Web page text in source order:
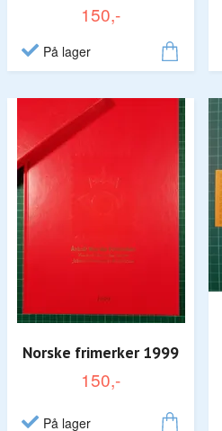
150,-
På lager
Norske frimerker 1999
150,-
På lager